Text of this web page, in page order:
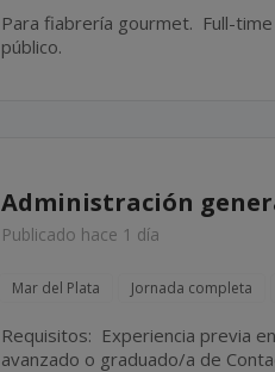
Para fiabrería gourmet. Full-time / part-time. Requisitos: Experiencia en fiambrería y atencion al
público.
Administración
Publicado hace 1 día
Mar del Plata Jornada completa
Requisitos: Experiencia previa en el puesto (se valora experiencia en estudio contabla). Estudio
avanzado o graduado/a de Contador Público